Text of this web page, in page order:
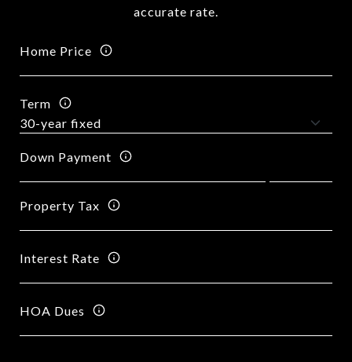
accurate rate.
Home Price
Term
Down Payment
Property Tax
Interest Rate
HOA Dues